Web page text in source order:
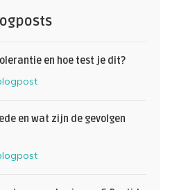
en hoe test je dit?
en wat zijn de gevolgen